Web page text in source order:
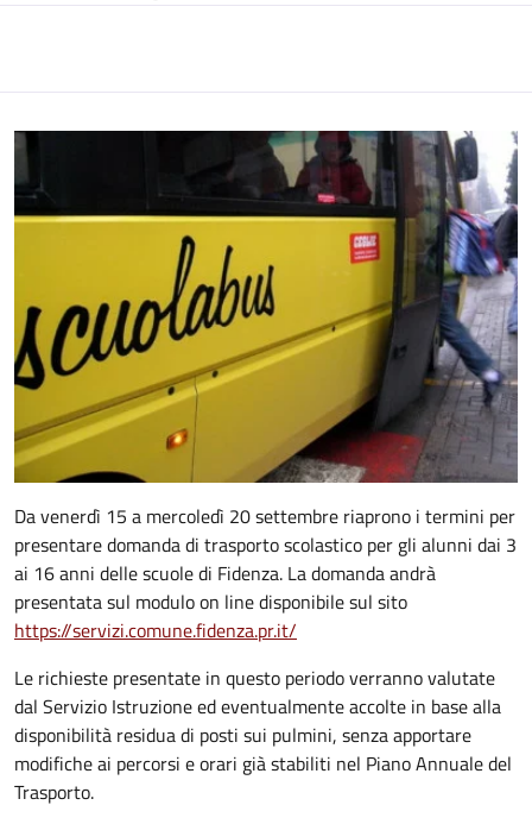
Da venerdì 15 a mercoledì 20 settembre riaprono i termini per
presentare domanda di trasporto scolastico per gli alunni dai 3
ai 16 anni delle scuole di Fidenza. La domanda andrà
presentata sul modulo on line disponibile sul sito
https://servizi.comune.fidenza.pr.it/
Le richieste presentate in questo periodo verranno valutate
dal Servizio Istruzione ed eventualmente accolte in base alla
disponibilità residua di posti sui pulmini, senza apportare
modifiche ai percorsi e orari già stabiliti nel Piano Annuale del
Trasporto.